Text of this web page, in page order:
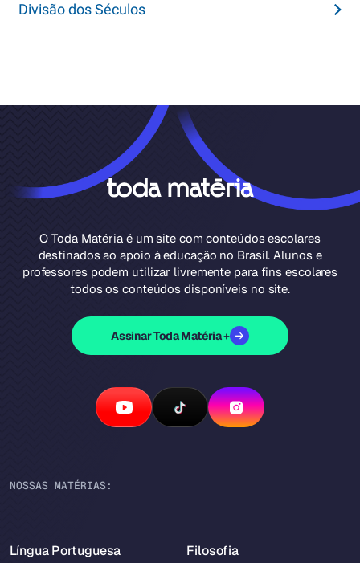
Divisão dos Séculos
O Toda Matéria é um site com conteúdos escolares
destinados ao apoio à educação no Brasil. Alunos e
professores podem utilizar livremente para fins escolares
todos os conteúdos disponíveis no site.
Assinar Toda Matéria +
NOSSAS MATÉRIAS:
Língua Portuguesa Filosofia